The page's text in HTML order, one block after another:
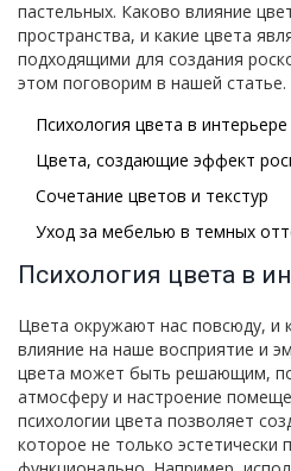
пастельных. Каково влияние
пространства, и какие цвета
подходящими для создания
этом поговорим в нашей статье.
Психология цвета в интерьере
Цвета, создающие эффект
Сочетание цветов и текстур
Уход за мебелью в темных
Психология цвета в
Цвета окружают нас повсюду, и
влияние на наше восприятие и
цвета может быть решающим,
атмосферу и настроение
психологии цвета позволяет
которое не только эстетически